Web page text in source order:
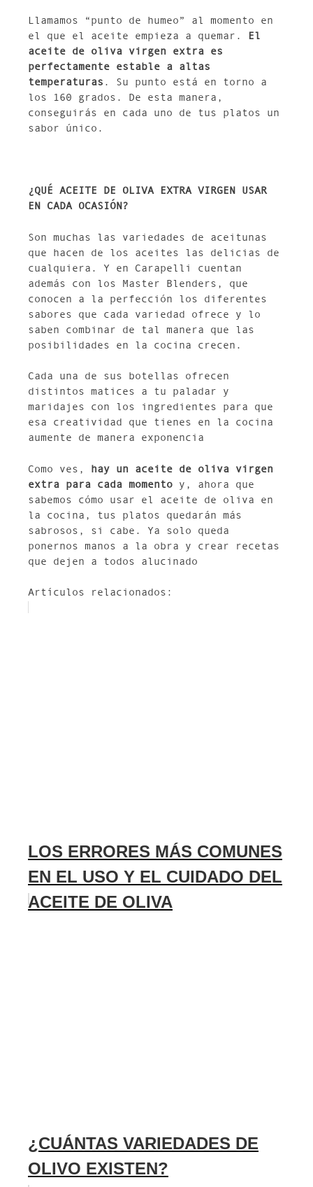
Llamamos “punto de humeo” al momento en
el que el aceite empieza a quemar. El
aceite de oliva virgen extra es
perfectamente estable a altas
temperaturas . Su punto está en torno a
los 160 grados. De esta manera,
conseguirás en cada uno de tus platos un
sabor único.
¿QUÉ ACEITE DE OLIVA EXTRA VIRGEN USAR
EN CADA OCASIÓN?
Son muchas las variedades de aceitunas
que hacen de los aceites las delicias de
cualquiera. Y en Carapelli cuentan
además con los Master Blenders, que
conocen a la perfección los diferentes
sabores que cada variedad ofrece y lo
saben combinar de tal manera que las
posibilidades en la cocina crecen.
Cada una de sus botellas ofrecen
distintos matices a tu paladar y
maridajes con los ingredientes para que
esa creatividad que tienes en la cocina
aumente de manera exponencia
Como ves, hay un aceite de oliva virgen
extra para cada momento y, ahora que
sabemos cómo usar el aceite de oliva en
la cocina, tus platos quedarán más
sabrosos, si cabe. Ya solo queda
ponernos manos a la obra y crear recetas
que dejen a todos alucinado
Artículos relacionados:
LOS ERRORES MÁS COMUNES
EN EL USO Y EL CUIDADO DEL
ACEITE DE OLIVA
¿CUÁNTAS VARIEDADES DE
OLIVO EXISTEN?